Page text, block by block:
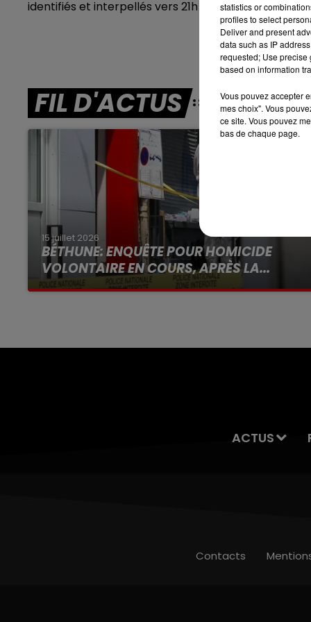
7h00 - 10h00
DEBOUT C'EST L'HEURE
identifiés et interpellés vers 21h grâce à la
FIL D'ACTUS
15 juillet 2026
BÉTHUNE: ENQUÊTE POUR HOMICIDE
VOLONTAIRE EN COURS, APRÈS LA...
Selon les premiers éléments, le logement
ACTUS
Contacts
statistics or
profiles to select
Deliver and present
data such as IP
requested; Use precise
based on information
Vous pouvez accepter
mes choix". Vous
ce site. Vous pouvez
bas de chaque page.